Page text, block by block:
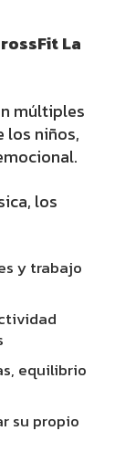
La
múltiples
los niños,
los
y trabajo
equilibrio
su propio